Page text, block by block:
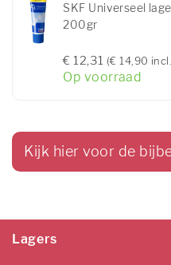
SKF Universeel
200gr
€ 12,31 (€ 14,90
Op voorraad
Kijk hier voor de
Lagers